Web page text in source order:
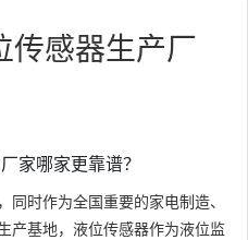
传感器生产厂
家哪家更靠谱？
时作为全国重要的家电制造、
产基地，液位传感器作为液位监